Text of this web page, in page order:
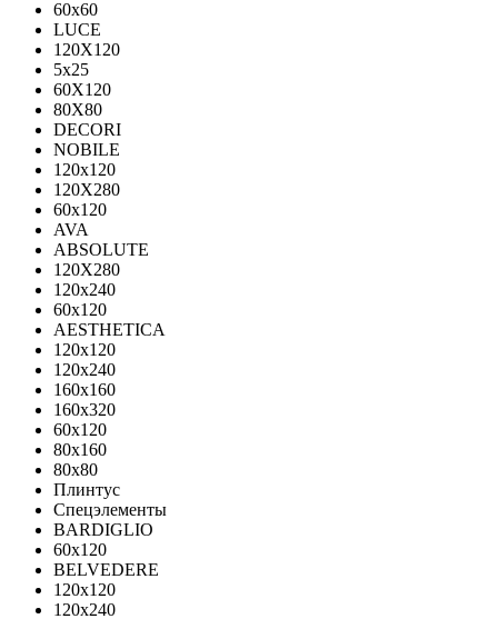
60х60
LUCE
120X120
5x25
60X120
80X80
DECORI
NOBILE
120x120
120X280
60x120
AVA
ABSOLUTE
120X280
120х240
60х120
AESTHETICA
120x120
120x240
160x160
160x320
60x120
80x160
80x80
Плинтус
Спецэлементы
BARDIGLIO
60x120
BELVEDERE
120x120
120x240